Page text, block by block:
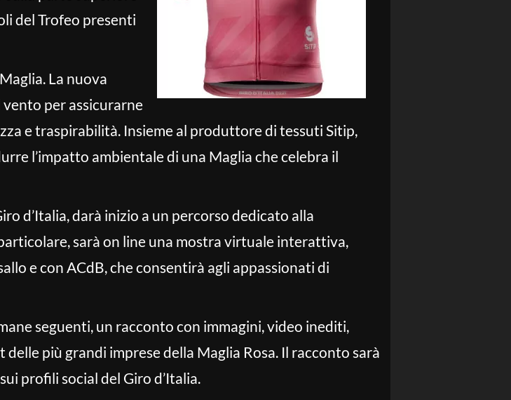
del Trofeo presenti
La nuova
per assicurarne
e traspirabilità. Insieme al produttore di tessuti Sitip,
l’impatto ambientale di una Maglia che celebra il
d’Italia, darà inizio a un percorso dedicato alla
sarà on line una mostra virtuale interattiva,
e con ACdB, che consentirà agli appassionati di
seguenti, un racconto con immagini, video inediti,
più grandi imprese della Maglia Rosa. Il racconto sarà
profili social del Giro d’Italia.